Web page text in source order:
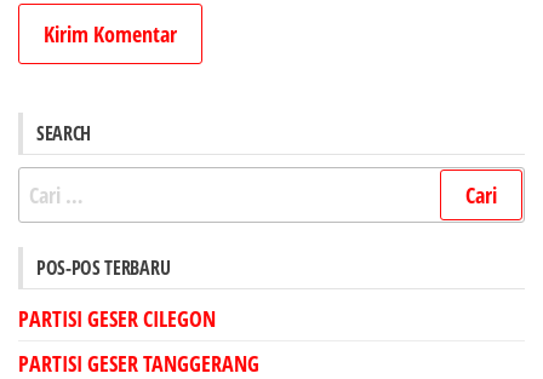
SEARCH
Cari
untuk:
POS-POS TERBARU
PARTISI GESER CILEGON
PARTISI GESER TANGGERANG